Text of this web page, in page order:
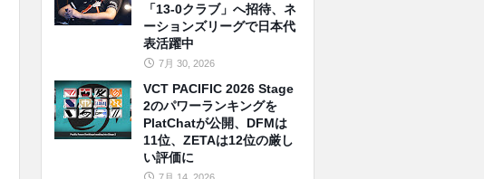
「13-0クラブ」へ招待、ネ
ーションズリーグで日本代
表活躍中
7月 30, 2026
VCT PACIFIC 2026 Stage
2のパワーランキングを
PlatChatが公開、DFMは
11位、ZETAは12位の厳し
い評価に